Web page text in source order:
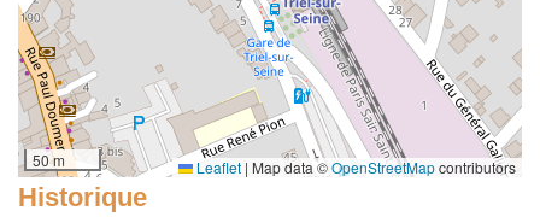
50 m Leaflet | Map data ©OpenStreetMapcontributors
Historique